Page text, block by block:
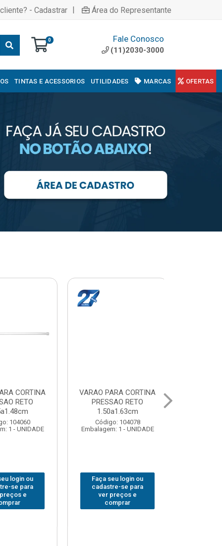
- Cadastrar | Área do Representante
0 Fale Conosco
(11)2030-3000
TINTAS E ACESSORIOS UTILIDADES MARCAS OFERTAS
CORTINA
RETO
104078
- UNIDADE
login ou
se para
e
VARAL PARA TETO
MAXEB ACO 1.40m
Código: 104086
Embalagem: 1 - UNIDADE
Faça seu login ou
cadastre-se para
ver preços e
comprar